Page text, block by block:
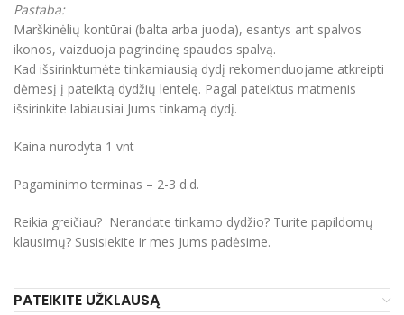
Pastaba:
Marškinėlių kontūrai (balta arba juoda), esantys ant spalvos
ikonos, vaizduoja pagrindinę spaudos spalvą.
Kad išsirinktumėte tinkamiausią dydį rekomenduojame atkreipti
dėmesį į pateiktą dydžių lentelę. Pagal pateiktus matmenis
išsirinkite labiausiai Jums tinkamą dydį.
Kaina nurodyta 1 vnt
Pagaminimo terminas – 2-3 d.d.
Reikia greičiau? Nerandate tinkamo dydžio? Turite papildomų
klausimų? Susisiekite ir mes Jums padėsime.
PATEIKITE UŽKLAUSĄ